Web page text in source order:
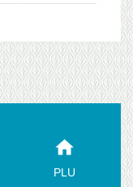
home
PLU